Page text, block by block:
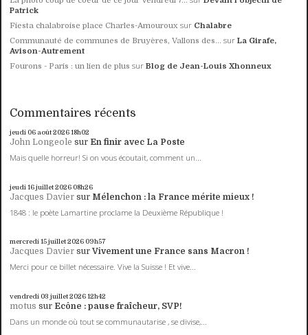
Patrick
Fiesta chalabroise place Charles-Amouroux sur Chalabre
Communauté de communes de Bruyères, Vallons des... surLa Girafe,
Avison-Autrement
Fourons - Paris : un lien de plus surBlog de Jean-Louis Xhonneux
Commentaires récents
jeudi 06 août 202618h02
John Longeole sur En finir avec La Poste
Mais quelle horreur! Si on vous écoutait, comment un...
jeudi 16juillet 2026 08h26
Jacques Davier sur Mélenchon : la France mérite mieux !
1848 : le poète Lamartine proclame la Deuxième République !
mercredi 15juillet 2026 09h57
Jacques Davier surVivement une France sans Macron !
Merci pour ce billet nécessaire. Vive la Suisse ! Et vive...
vendredi 03 juillet 202612h42
motus sur Ecône : pause fraîcheur, SVP!
Dans un monde où tout se communautarise , se divise,...